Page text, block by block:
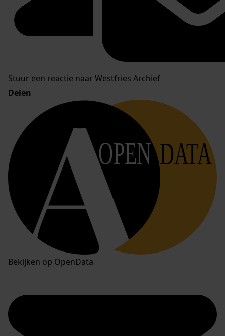
Stuur een reactie naar Westfries Archief
Delen
OPEN DATA
Bekijken op OpenData